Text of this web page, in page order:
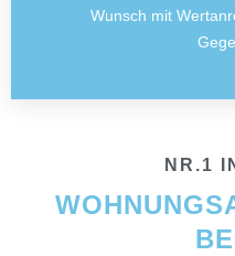
Wunsch mit
NR.1